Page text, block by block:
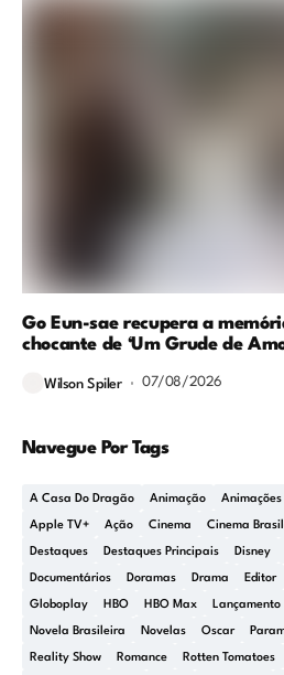
Go Eun-sae recupera a
chocante de ‘Um Grude de
Wilson Spiler 07/08/2026
Navegue Por Tags
A Casa Do Dragão Animação Animações
Apple TV+ Ação Cinema Cinema
Destaques Destaques Principais Disney
Documentários Doramas Drama Editor
Globoplay HBO HBO Max Lançamento
Novela Brasileira Novelas Oscar
Reality Show Romance Rotten Tomatoes